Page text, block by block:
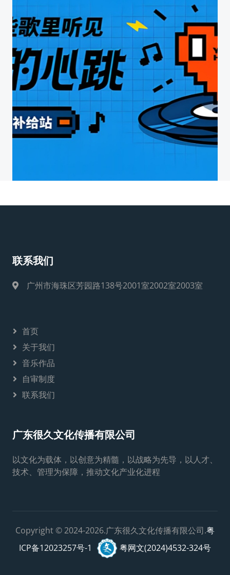
联系我们
广州市海珠区芳园路138号2001室2002室2003室
首页
关于我们
音乐作品
自审制度
联系我们
广东很久文化传播有限公司
以文化为载体，以创意为精髓，以战略为先导，以人才、
技术、管理为保障，推动文化产业化进程
Copyright © 2024-2026.广东很久文化传播有限公司.粤
ICP备12023257号-1
粤网文(2024)4532-324号